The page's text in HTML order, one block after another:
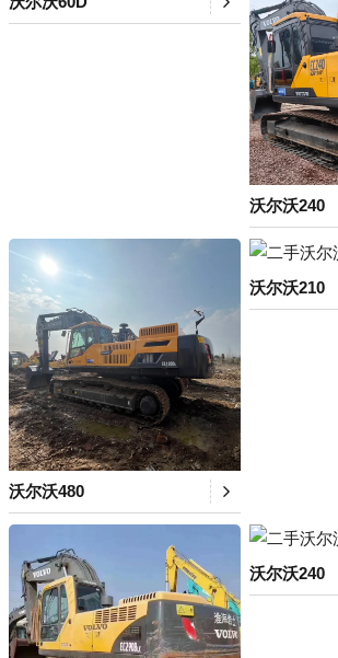
沃尔沃240
沃尔沃480
沃尔沃210
沃尔沃240